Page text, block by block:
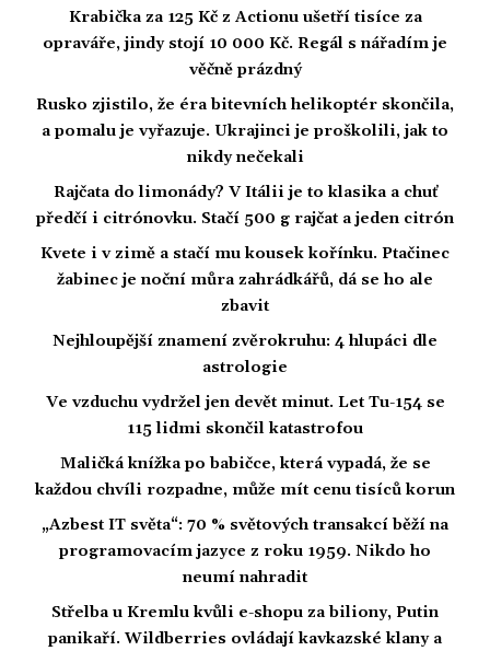
Krabička za 125 Kč z Actionu ušetří tisíce za
opraváře, jindy stojí 10 000 Kč. Regál s nářadím je
věčně prázdný
Rusko zjistilo, že éra bitevních helikoptér skončila,
a pomalu je vyřazuje. Ukrajinci je proškolili, jak to
nikdy nečekali
Rajčata do limonády? V Itálii je to klasika a chuť
předčí i citrónovku. Stačí 500 g rajčat a jeden citrón
Kvete i v zimě a stačí mu kousek kořínku. Ptačinec
žabinec je noční můra zahrádkářů, dá se ho ale
zbavit
Nejhloupější znamení zvěrokruhu: 4 hlupáci dle
astrologie
Ve vzduchu vydržel jen devět minut. Let Tu-154 se
115 lidmi skončil katastrofou
Maličká knížka po babičce, která vypadá, že se
každou chvíli rozpadne, může mít cenu tisíců korun
„Azbest IT světa“: 70 % světových transakcí běží na
programovacím jazyce z roku 1959. Nikdo ho
neumí nahradit
Střelba u Kremlu kvůli e-shopu za biliony, Putin
panikaří. Wildberries ovládají kavkazské klany a